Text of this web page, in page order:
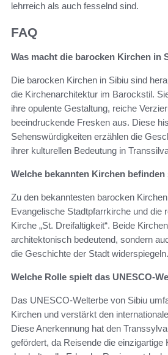
lehrreich als auch fesselnd sind.
FAQ
Was macht die barocken Kirchen in
Die barocken Kirchen in Sibiu sind
die Kirchenarchitektur im Barockstil.
ihre opulente Gestaltung, reiche
beeindruckende Fresken aus. Diese
Sehenswürdigkeiten erzählen die
ihrer kulturellen Bedeutung in
Welche bekannten Kirchen
Zu den bekanntesten barocken
Evangelische Stadtpfarrkirche und die
Kirche „St. Dreifaltigkeit“. Beide
architektonisch bedeutend, sondern
die Geschichte der Stadt widerspiegeln.
Welche Rolle spielt das UNESCO-
Das UNESCO-Welterbe von Sibiu
Kirchen und verstärkt den
Diese Anerkennung hat den
gefördert, da Reisende die einzigartige